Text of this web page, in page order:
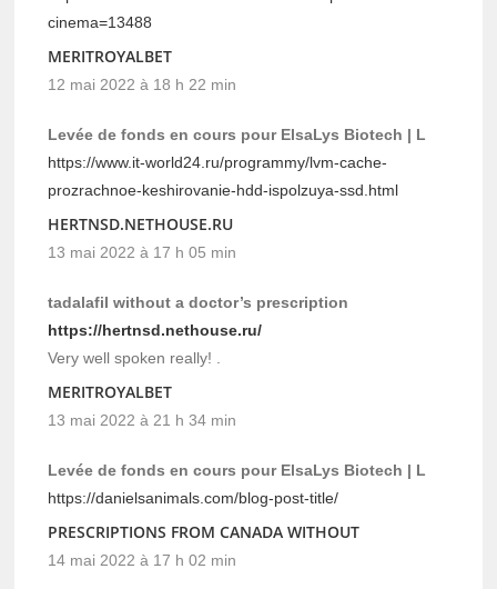
cinema=13488
MERITROYALBET
12 mai 2022 à 18 h 22 min
Levée de fonds en cours pour ElsaLys Biotech | L
https://www.it-world24.ru/programmy/lvm-cache-
prozrachnoe-keshirovanie-hdd-ispolzuya-ssd.html
HERTNSD.NETHOUSE.RU
13 mai 2022 à 17 h 05 min
tadalafil without a doctor’s prescription
https://hertnsd.nethouse.ru/
Very well spoken really! .
MERITROYALBET
13 mai 2022 à 21 h 34 min
Levée de fonds en cours pour ElsaLys Biotech | L
https://danielsanimals.com/blog-post-title/
PRESCRIPTIONS FROM CANADA WITHOUT
14 mai 2022 à 17 h 02 min